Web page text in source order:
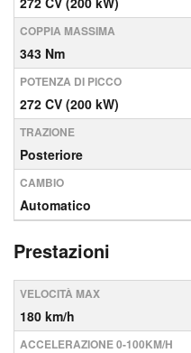
COPPIA MASSIMA
343 Nm
POTENZA DI PICCO
272 CV (200 kW)
TRAZIONE
Posteriore
CAMBIO
Automatico
Prestazioni
VELOCITÀ MAX
180 km/h
ACCELERAZIONE 0-100KM/H